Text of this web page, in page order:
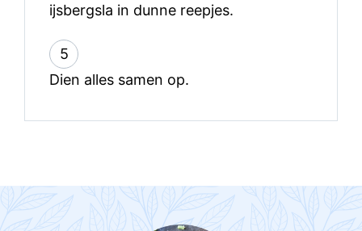
ijsbergsla in dunne reepjes.
5
Dien alles samen op.